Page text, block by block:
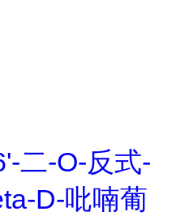
二-O-反式-
D-吡喃葡